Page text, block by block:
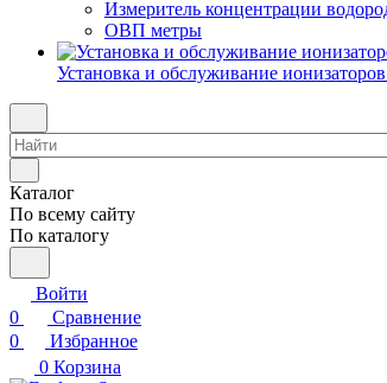
Измеритель концентрации
ОВП метры
Установка и обслуживание
Каталог
По всему сайту
По каталогу
Войти
0
Сравнение
0
Избранное
0 Корзина